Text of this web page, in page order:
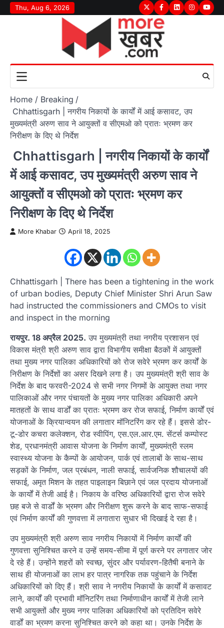
Skip
to
Thu, Aug 6, 2026 TwitterFacebook
LinkedInInstagram
Home
Breaking
Chhattisgarh | नगरीय निकायों के कार्यों में आई कसावट, उप
मुख्यमंत्री अरुण साव ने आयुक्तों व सीएमओ को प्रातः भ्रमण कर
निरीक्षण के दिए थे निर्देश
Chhattisgarh | नगरीय निकायों के कार्यों
में आई कसावट, उप मुख्यमंत्री अरुण साव ने
आयुक्तों व सीएमओ को प्रातः भ्रमण कर
निरीक्षण के दिए थे निर्देश
More Khabar April 18, 2025
Chhattisgarh | There has been a tightening in the work
of urban bodies, Deputy Chief Minister Shri Arun Saw
had instructed the commissioners and CMOs to visit
and inspect in the morning
रायपुर. 18 अप्रैल 2025. उप मुख्यमंत्री तथा नगरीय प्रशासन एवं
विकास मंत्री श्री अरुण साव द्वारा विभागीय समीक्षा बैठकों में आयुक्तों
तथा मुख्य नगर पालिका अधिकारियों को रोज सवेरे भ्रमण कर कार्यों के
निरीक्षण के निर्देशों का असर दिखने लगा है। उप मुख्यमंत्री श्री साव के
निर्देश के बाद फरवरी-2024 से सभी नगर निगमों के आयुक्त तथा नगर
पालिकाओं और नगर पंचायतों के मुख्य नगर पालिका अधिकारी अपने
मातहतों के साथ वार्डों का प्रातः भ्रमण कर रोज सफाई, निर्माण कार्यों एवं
योजनाओं के क्रियान्वयन की लगातार मॉनिटरिंग कर रहे हैं। इससे डोर-
टू-डोर कचरा कलेक्शन, रोड स्वीपिंग, एस.एल.आर.एम. सेंटर्स कम्पोस्ट
शेड, प्रधानमंत्री आवास योजना के निर्माण कार्यों, मुख्यमंत्री स्लम
स्वास्थ्य योजना के कैम्पों के आयोजन, पार्क एवं तालाबों के साथ-साथ
सड़कों के निर्माण, जल प्रबंधन, नाली सफाई, सार्वजनिक शौचालयों की
सफाई, अमृत मिशन के तहत पाइलाइन बिछाने एवं जल प्रदाय योजनाओं
के कार्यों में तेजी आई है। निकाय के वरिष्ठ अधिकारियों द्वारा रोज सवेरे
छह बजे से वार्डों के भ्रमण और निरीक्षण शुरू करने के बाद साफ-सफाई
एवं निर्माण कार्यों की गुणवत्ता में लगातारा सुधार भी दिखाई दे रहा है।
उप मुख्यमंत्री श्री अरुण साव नगरीय निकायों में निर्माण कार्यों की
गुणवत्ता सुनिश्चित करने व उन्हें समय-सीमा में पूर्ण करने पर लगातार जोर
दे रहे हैं। उन्होंने शहरों को स्वच्छ, सुंदर और पर्यावरण-हितैषी बनाने के
साथ ही योजनाओं का लाभ हर पात्र नागरिक तक पहुंचाने के निर्देश
अधिकारियों को दिए हैं। श्री साव ने नगरीय निकायों के कार्यों में कसावट
लाने, कार्यों की प्रभावी मॉनिटरिंग तथा निर्माणाधीन कार्यों में तेजी लाने
सभी आयुक्तों और मुख्य नगर पालिका अधिकारियों को प्रतिदिन सवेरे
वार्डों का भ्रमण करना सुनिश्चित करने को कहा था। उनके निर्देश के